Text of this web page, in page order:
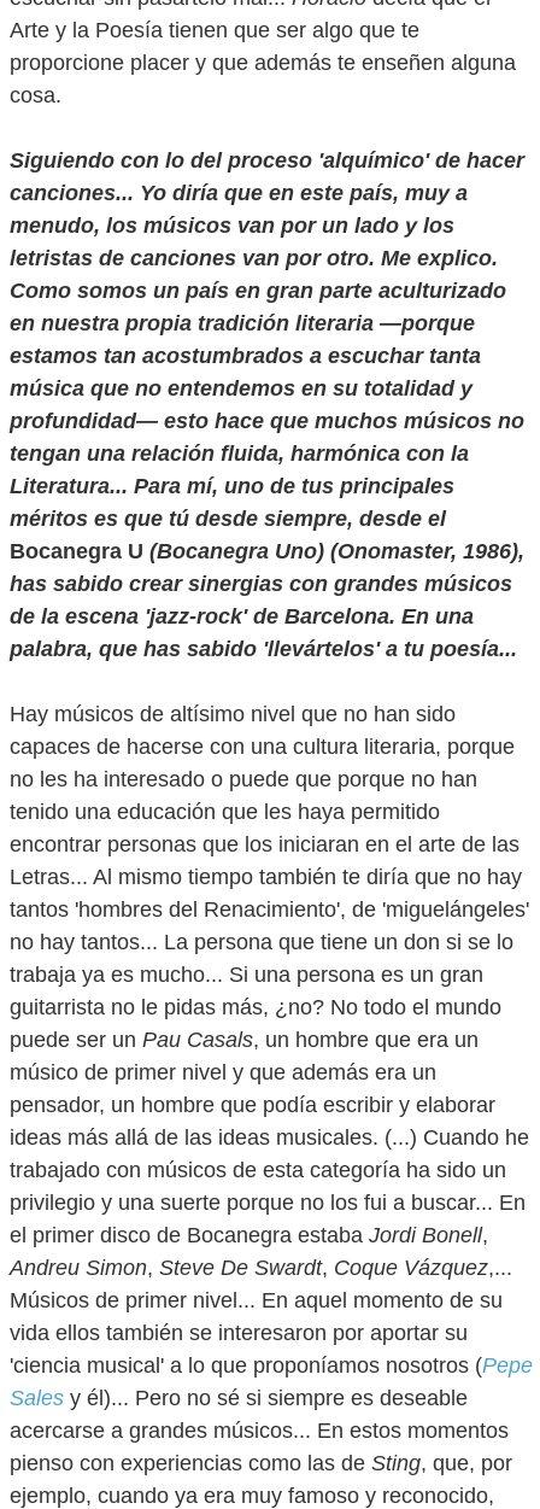
Arte y la Poesía tienen que ser algo que te
proporcione placer y que además te enseñen alguna
cosa.
Siguiendo con lo del proceso 'alquímico' de hacer
canciones... Yo diría que en este país, muy a
menudo, los músicos van por un lado y los
letristas de canciones van por otro. Me explico.
Como somos un país en gran parte aculturizado
en nuestra propia tradición literaria —porque
estamos tan acostumbrados a escuchar tanta
música que no entendemos en su totalidad y
profundidad— esto hace que muchos músicos no
tengan una relación fluida, harmónica con la
Literatura... Para mí, uno de tus principales
méritos es que tú desde siempre, desde el
Bocanegra U (Bocanegra Uno) (Onomaster, 1986),
has sabido crear sinergias con grandes músicos
de la escena 'jazz-rock' de Barcelona. En una
palabra, que has sabido 'llevártelos' a tu poesía...
Hay músicos de altísimo nivel que no han sido
capaces de hacerse con una cultura literaria, porque
no les ha interesado o puede que porque no han
tenido una educación que les haya permitido
encontrar personas que los iniciaran en el arte de las
Letras... Al mismo tiempo también te diría que no hay
tantos 'hombres del Renacimiento', de 'miguelángeles'
no hay tantos... La persona que tiene un don si se lo
trabaja ya es mucho... Si una persona es un gran
guitarrista no le pidas más, ¿no? No todo el mundo
puede ser un Pau Casals, un hombre que era un
músico de primer nivel y que además era un
pensador, un hombre que podía escribir y elaborar
ideas más allá de las ideas musicales. (...) Cuando he
trabajado con músicos de esta categoría ha sido un
privilegio y una suerte porque no los fui a buscar... En
el primer disco de Bocanegra estaba Jordi Bonell,
Andreu Simon, Steve De Swardt, Coque Vázquez,...
Músicos de primer nivel... En aquel momento de su
vida ellos también se interesaron por aportar su
'ciencia musical' a lo que proponíamos nosotros (Pepe
Sales y él)... Pero no sé si siempre es deseable
acercarse a grandes músicos... En estos momentos
pienso con experiencias como las de Sting, que, por
ejemplo, cuando ya era muy famoso y reconocido,